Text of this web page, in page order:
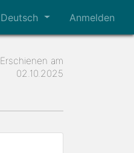
Deutsch Anmelden
Erschienen am
02.10.2025